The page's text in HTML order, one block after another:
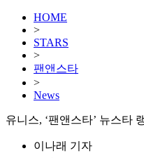
HOME
>
STARS
>
팬앤스타
>
News
유니스, ‘팬앤스타’ 뉴스타
이나래 기자